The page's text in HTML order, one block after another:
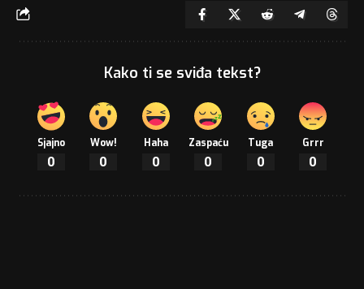
Kako ti se sviđa tekst?
Sjajno
0
Wow!
0
Haha
0
Zaspaću
0
Tuga
0
Grrr
0